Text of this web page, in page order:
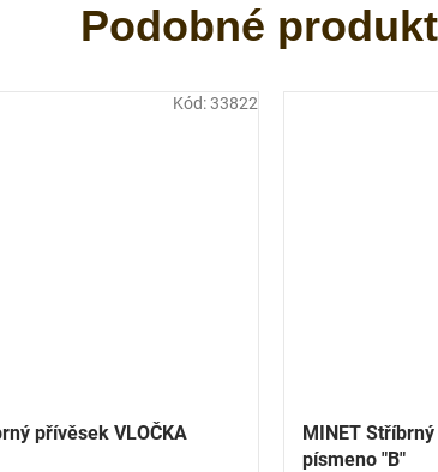
přívěsek VLOČKA
Kód:33822
MINET
písmeno "B"